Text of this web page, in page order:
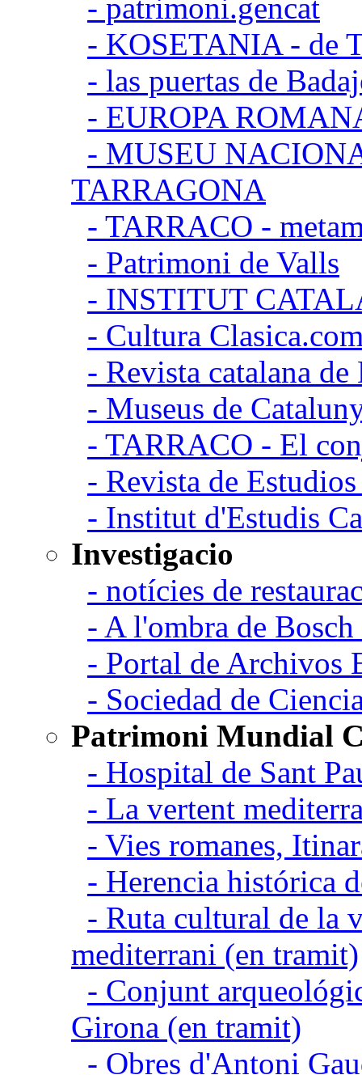
- patrimoni.gencat
- KOSETANIA - de
- las puertas de
- EUROPA
- MUSEU
TARRAGONA
- TARRACO -
- Patrimoni de Valls
- INSTITUT
- Cultura
- Revista catalana
- Museus de
- TARRACO - El
- Revista de
- Institut d'Estudis
Investigacio
- notícies de
- A l'ombra de
- Portal de Archivos
- Sociedad de
Patrimoni Mundial
- Hospital de Sant
- La vertent
- Vies romanes,
- Herencia histórica
- Ruta cultural de la
mediterrani (en tramit)
- Conjunt
Girona (en tramit)
- Obres d'Antoni